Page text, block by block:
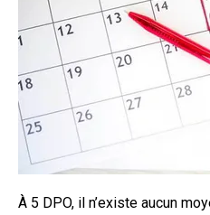
À 5 DPO, il n’existe aucun